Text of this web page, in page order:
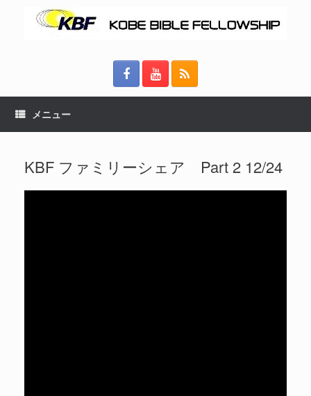
メニュー
KBF ファミリーシェア Part 2 12/24